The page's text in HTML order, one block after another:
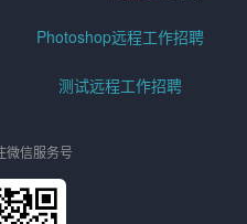
Photoshop远程工作招聘
测试远程工作招聘
微信服务号